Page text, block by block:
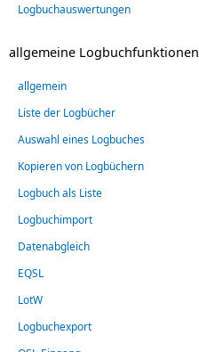
Logbuchauswertungen
allgemeine Logbuchfunktionen
allgemein
Liste der Logbücher
Auswahl eines Logbuches
Kopieren von Logbüchern
Logbuch als Liste
Logbuchimport
Datenabgleich
EQSL
LotW
Logbuchexport